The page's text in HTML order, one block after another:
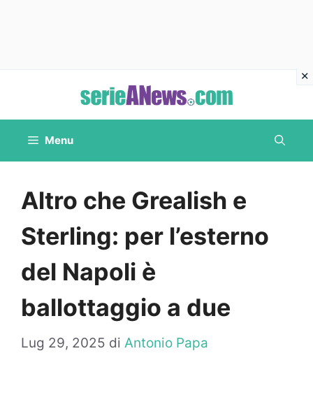
contenuto
Menu
Altro che Grealish e
Sterling: per l’esterno
del Napoli è
ballottaggio a due
Lug 29, 2025 di Antonio Papa